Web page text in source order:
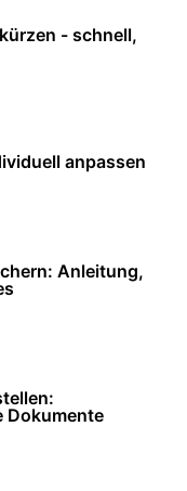
- schnell,
anpassen
Anleitung,
Dokumente